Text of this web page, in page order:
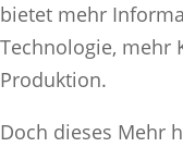
bietet mehr
Technologie, mehr
Produktion.
Doch dieses Mehr